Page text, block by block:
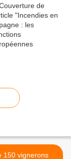
150 vignerons